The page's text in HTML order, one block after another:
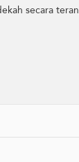
secara